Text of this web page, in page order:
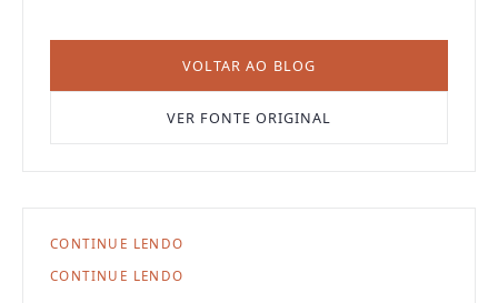
VOLTAR AO BLOG
VER FONTE ORIGINAL
CONTINUE LENDO
CONTINUE LENDO